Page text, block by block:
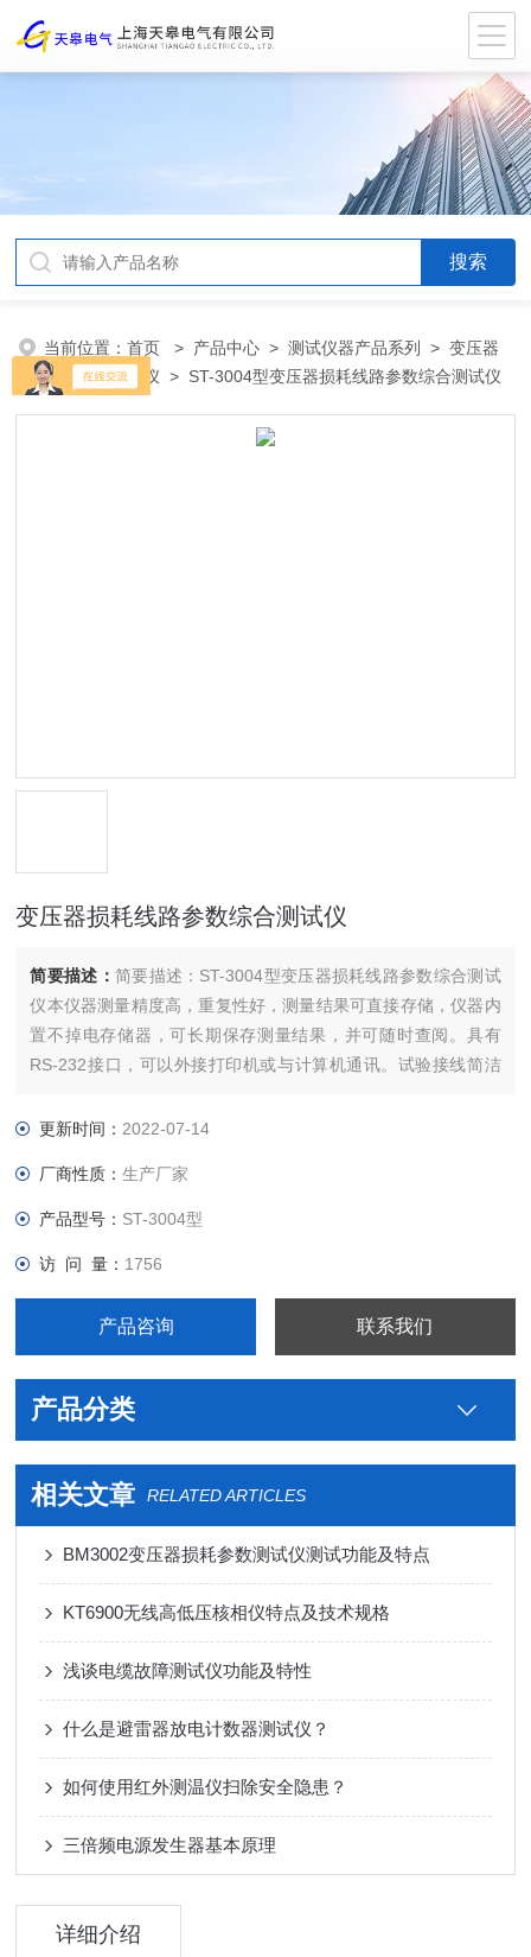
当前位置：首页 > 产品中心 >测试仪器产品系列 >变压器
损耗参数测试仪 > ST-3004型变压器损耗线路参数综合测试仪
变压器损耗线路参数综合测试仪
简要描述： 简要描述：ST-3004型变压器损耗线路参数综合测试
仪本仪器测量精度高，重复性好，测量结果可直接存储，仪器内
置不掉电存储器，可长期保存测量结果，并可随时查阅。具有
RS-232接口，可以外接打印机或与计算机通讯。试验接线简洁
更新时间： 2022-07-14
厂商性质：生产厂家
产品型号： ST-3004型
访 问 量： 1756
产品咨询 联系我们
产品分类
相关文章 RELATED ARTICLES
BM3002变压器损耗参数测试仪测试功能及特点
KT6900无线高低压核相仪特点及技术规格
浅谈电缆故障测试仪功能及特性
什么是避雷器放电计数器测试仪？
如何使用红外测温仪扫除安全隐患？
三倍频电源发生器基本原理
详细介绍